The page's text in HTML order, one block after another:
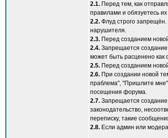
2.1. Перед тем, как
правилами и обязуетесь
2.2. Флуд строго
нарушителя.
2.3. Перед созданием
2.4. Запрещается
может быть расценено
2.5. Перед созданием
2.6. При создании новой
праблема", "Пришлите
посещения форума.
2.7. Запрещается
законодательство,
переписку, такие
2.8. Если админ или